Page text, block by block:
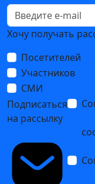
Хочу получать
Посетителей
Участников
СМИ
Подписаться
на рассылку